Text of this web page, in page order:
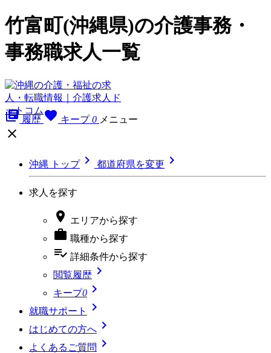
竹富町(沖縄県)の介護事務・
事務職求人一覧
library_books 履歴 favorite キープ 0 メニュー

沖縄 トップ 都道府県を変更 
求人を探す
 エリアから探す
 職種から探す
playlist_add_check 詳細条件から探す
閲覧履歴 
キープ0 
就職サポート 
はじめての方へ 
よくあるご質問 